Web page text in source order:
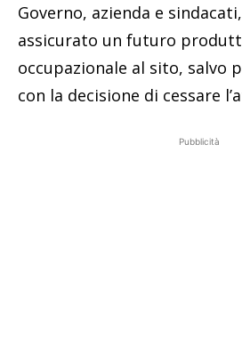
Governo, azienda e
assicurato un futuro
occupazionale al sito, salvo
con la decisione di cessare
Pubblicità